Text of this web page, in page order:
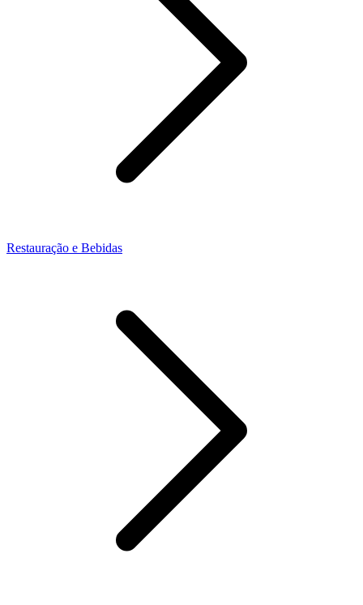
Restauração e Bebidas